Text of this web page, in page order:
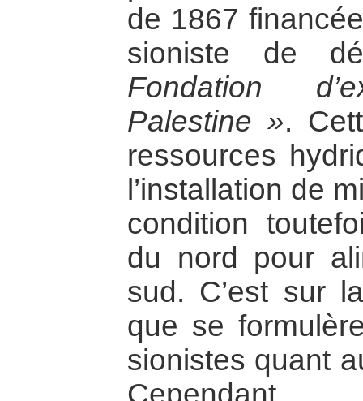
de 1867
sioniste de
Fondation
Palestine ».
ressources
l’installation de
condition
du nord pour
sud. C’est sur
que se
sionistes quant